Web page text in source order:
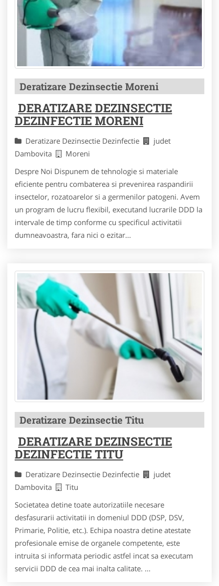
Deratizare Dezinsectie Moreni
DERATIZARE DEZINSECTIE
DEZINFECTIE MORENI
Deratizare Dezinsectie Dezinfectie
judet
Dambovita
Moreni
Despre Noi Dispunem de tehnologie si materiale
eficiente pentru combaterea si prevenirea raspandirii
insectelor, rozatoarelor si a germenilor patogeni. Avem
un program de lucru flexibil, executand lucrarile DDD la
intervale de timp conforme cu specificul activitatii
dumneavoastra, fara nici o ezitar...
Deratizare Dezinsectie Titu
DERATIZARE DEZINSECTIE
DEZINFECTIE TITU
Deratizare Dezinsectie Dezinfectie
judet
Dambovita
Titu
Societatea detine toate autorizatiile necesare
desfasurarii activitatii in domeniul DDD (DSP, DSV,
Primarie, Politie, etc.). Echipa noastra detine atestate
profesionale emise de organele competente, este
intruita si informata periodic astfel incat sa executam
servicii DDD de cea mai inalta calitate. ...